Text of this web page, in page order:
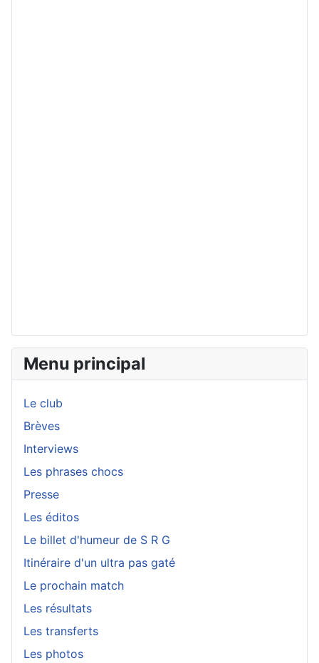
Menu principal
Le club
Brèves
Interviews
Les phrases chocs
Presse
Les éditos
Le billet d'humeur de S R G
Itinéraire d'un ultra pas gaté
Le prochain match
Les résultats
Les transferts
Les photos